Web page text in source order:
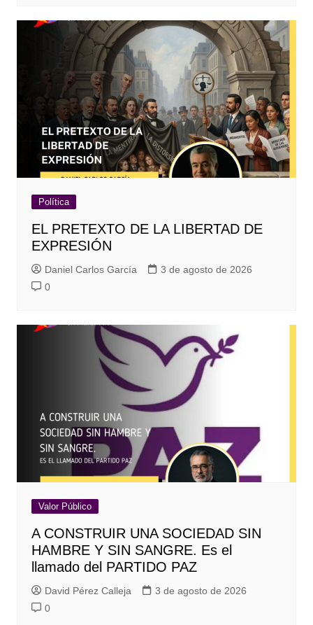
Política
EL PRETEXTO DE LA LIBERTAD DE
EXPRESIÓN
Daniel Carlos García
3 de agosto de 2026
0
Valor Público
A CONSTRUIR UNA SOCIEDAD SIN
HAMBRE Y SIN SANGRE. Es el
llamado del PARTIDO PAZ
David Pérez Calleja
3 de agosto de 2026
0